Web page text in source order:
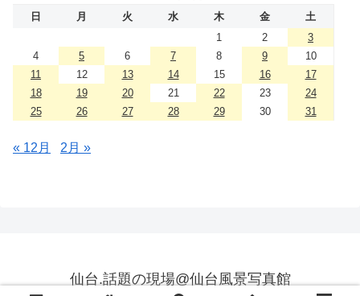
日 月 火 水 木 金
土
1
2
3
4
5 6 7 8 9
10
11
12 13 14 15 16
17
18
19 20 21 22 23
24
25
26 27 28 29 30 31
« 12月 2月 »
仙台.話題の現場@仙台風景写真館